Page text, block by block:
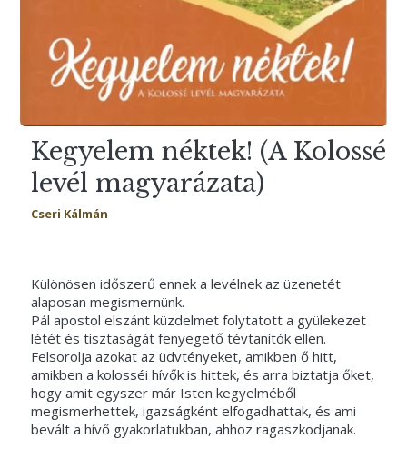
Kegyelem néktek! (A Kolossé
levél magyarázata)
Cseri Kálmán
Különösen időszerű ennek a levélnek az üzenetét
alaposan megismernünk.
Pál apostol elszánt küzdelmet folytatott a gyülekezet
létét és tisztaságát fenyegető tévtanítók ellen.
Felsorolja azokat az üdvtényeket, amikben ő hitt,
amikben a kolosséi hívők is hittek, és arra biztatja őket,
hogy amit egyszer már Isten kegyelméből
megismerhettek, igazságként elfogadhattak, és ami
bevált a hívő gyakorlatukban, ahhoz ragaszkodjanak.